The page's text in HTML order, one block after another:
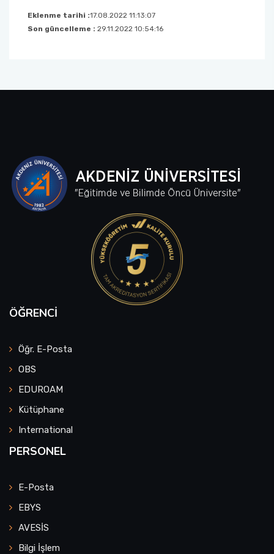
Eklenme tarihi :17.08.2022 11:13:07
Son güncelleme : 29.11.2022 10:54:16
ÖĞRENCI
Öğr. E-Posta
OBS
EDUROAM
Kütüphane
International
PERSONEL
E-Posta
EBYS
AVESİS
Bilgi İşlem